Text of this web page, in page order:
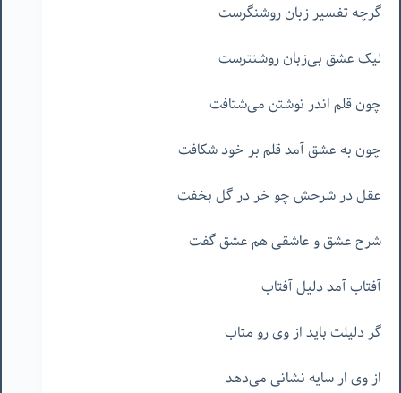
گرچه تفسیر زبان روشنگرست
لیک عشق بی‌زبان روشنترست
چون قلم اندر نوشتن می‌شتافت
چون به عشق آمد قلم بر خود شکافت
عقل در شرحش چو خر در گل بخفت
شرح عشق و عاشقی هم عشق گفت
آفتاب آمد دلیل آفتاب
گر دلیلت باید از وی رو متاب
از وی ار سایه نشانی می‌دهد